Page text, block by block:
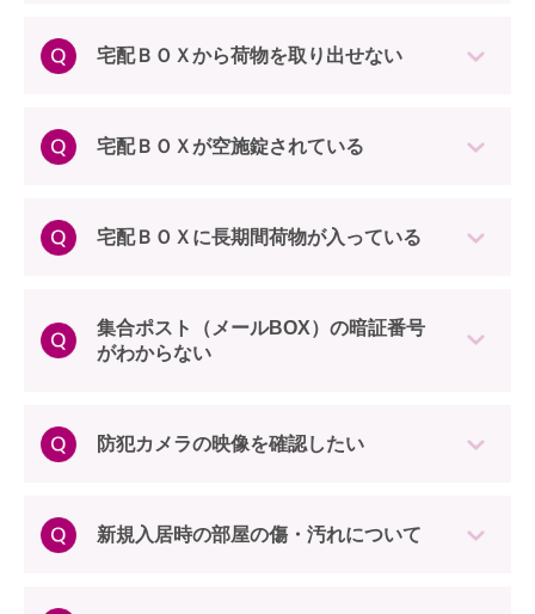
宅配ＢＯＸから荷物を取り出せない
宅配ＢＯＸが空施錠されている
宅配ＢＯＸに長期間荷物が入っている
集合ポスト（メールBOX）の暗証番号
がわからない
防犯カメラの映像を確認したい
新規入居時の部屋の傷・汚れについて